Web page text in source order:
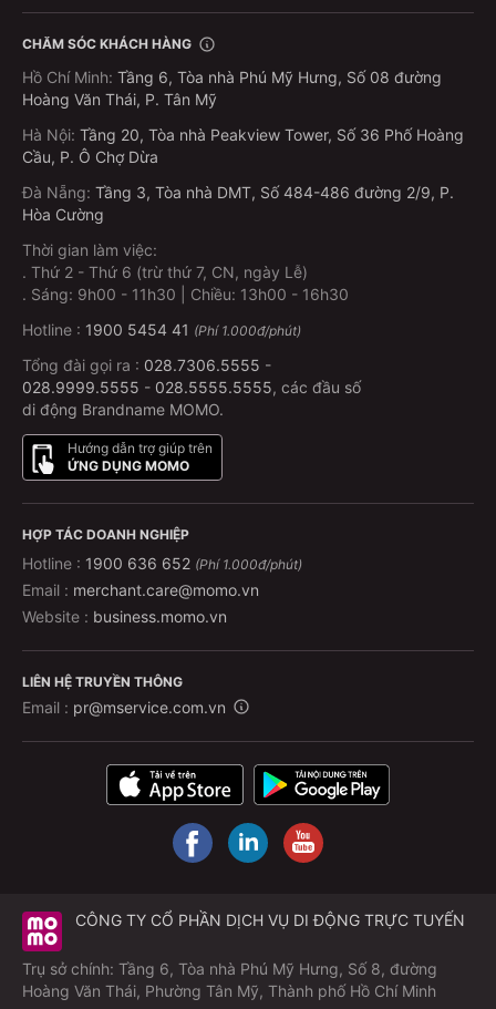
CHĂM SÓC KHÁCH HÀNG
Hồ Chí Minh: Tầng 6, Tòa nhà Phú Mỹ Hưng, Số 08 đường
Hoàng Văn Thái, P. Tân Mỹ
Hà Nội: Tầng 20, Tòa nhà Peakview Tower, Số 36 Phố Hoàng
Cầu, P. Ô Chợ Dừa
Đà Nẵng: Tầng 3, Tòa nhà DMT, Số 484-486 đường 2/9, P.
Hòa Cường
Thời gian làm việc:
. Thứ 2 - Thứ 6 (trừ thứ 7, CN, ngày Lễ)
. Sáng: 9h00 - 11h30 | Chiều: 13h00 - 16h30
Hotline : 1900 5454 41 (Phí 1.000đ/phút)
Tổng đài gọi ra : 028.7306.5555 -
028.9999.5555 - 028.5555.5555, các đầu số
di động Brandname MOMO.
Hướng dẫn trợ giúp trên
ỨNG DỤNG MOMO
HỢP TÁC DOANH NGHIỆP
Hotline : 1900 636 652 (Phí 1.000đ/phút)
Email : merchant.care@momo.vn
Website : business.momo.vn
LIÊN HỆ TRUYỀN THÔNG
Email : pr@mservice.com.vn
CÔNG TY CỔ PHẦN DỊCH VỤ DI ĐỘNG TRỰC TUYẾN
Trụ sở chính: Tầng 6, Tòa nhà Phú Mỹ Hưng, Số 8, đường
Hoàng Văn Thái, Phường Tân Mỹ, Thành phố Hồ Chí Minh